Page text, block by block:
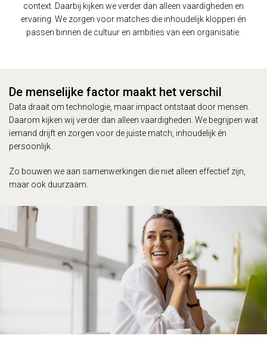
context. Daarbij kijken we verder dan alleen vaardigheden en
ervaring. We zorgen voor matches die inhoudelijk kloppen én
passen binnen de cultuur en ambities van een organisatie.
De menselijke factor maakt het verschil
Data draait om technologie, maar impact ontstaat door mensen.
Daarom kijken wij verder dan alleen vaardigheden. We begrijpen wat
iemand drijft en zorgen voor de juiste match, inhoudelijk én
persoonlijk.
Zo bouwen we aan samenwerkingen die niet alleen effectief zijn,
maar ook duurzaam.